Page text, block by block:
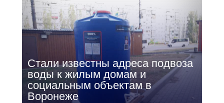
Стали известны адреса подвоза
воды к жилым домам и
социальным объектам в
Воронеже